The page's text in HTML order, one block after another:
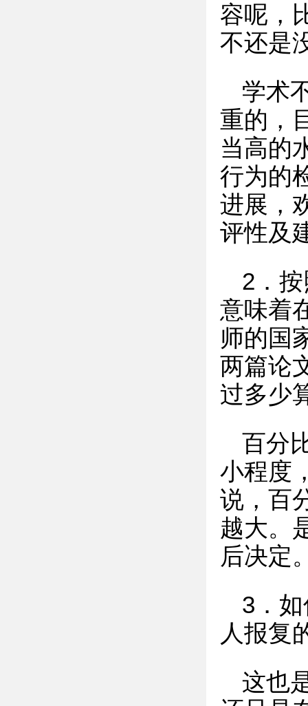
容呢，
不还是
学术
重的，
当高的
行为的
进展，
评性及
2．
意味着
师的国
两篇论
过多少
百分
小程度
说，百
越大。
后决定
3．
人报复
这也